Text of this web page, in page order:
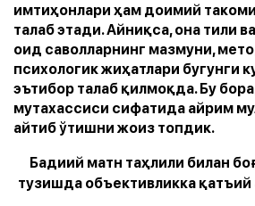
имтиҳонлари ҳам доимий
талаб этади. Айниқса, она тили
оид саволларнинг мазмуни,
психологик жиҳатлари бугунги
эътибор талаб қилмоқда. Бу
мутахассиси сифатида айрим
айтиб ўтишни жоиз топдик.
Бадиий матн таҳлили билан
тузишда объективликка